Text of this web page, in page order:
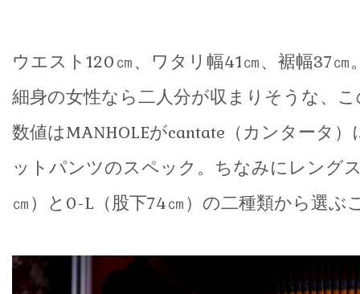
ウエスト120㎝、ワタリ幅41㎝、裾幅37㎝
細身の女性なら二人分が収まりそうな、
数値はMANHOLEがcantate（カンタータ
ットパンツのスペック。ちなみにレング
㎝）と0-L（股下74㎝）の二種類から選ぶ